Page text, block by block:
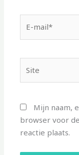
mail*
Mijn naam,
browser voor
reactie plaats.